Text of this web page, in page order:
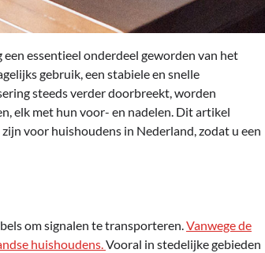
essentieel onderdeel geworden van het
gebruik, een stabiele en snelle
steeds verder doorbreekt, worden
elk met hun voor- en nadelen. Dit artikel
voor huishoudens in Nederland, zodat u een
om signalen te transporteren.Vanwege de
huishoudens.Vooral in stedelijke gebieden